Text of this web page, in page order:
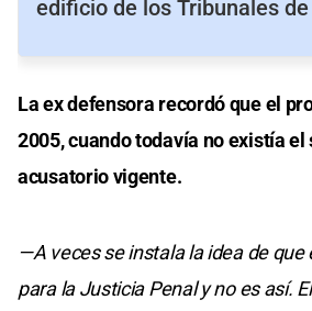
edificio de los Tribunales
La ex defensora recordó que el
2005, cuando todavía no existía
acusatorio vigente.
—A veces se instala la idea de que
para la Justicia Penal y no es así.